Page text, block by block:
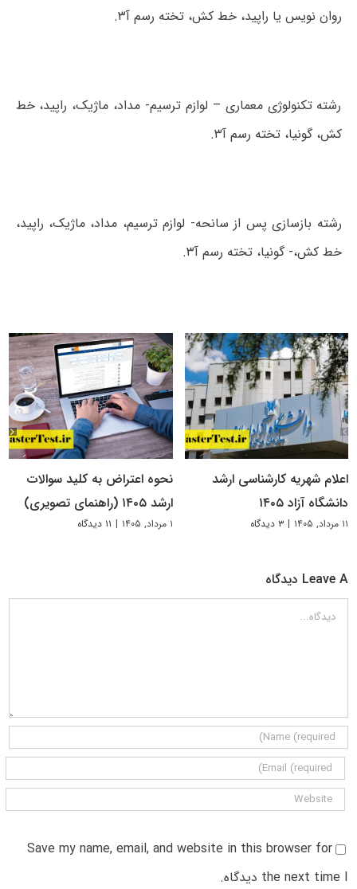
روان نویس یا راپید، خط کش، تخته رسم آ۳.
رشته تکنولوژی معماری – لوازم ترسیم- مداد، ماژیک، راپید، خط
کش، گونیا، تخته رسم آ۳.
رشته بازسازی پس از سانحه- لوازم ترسیم، مداد، ماژیک، راپید،
خط کش،- گونیا، تخته رسم آ۳.
اعلام شهریه کارشناسی ارشد
دانشگاه آزاد ۱۴۰۵
۱۱ مرداد, ۱۴۰۵ | ۳ دیدگاه
نحوه اعتراض به کلید سوالات
ارشد ۱۴۰۵ (راهنمای تصویری)
۱ مرداد, ۱۴۰۵ | ۱۱ دیدگاه
Leave A دیدگاه
دیدگاه
Save my name, email, and website in this browser for
the next time I دیدگاه.